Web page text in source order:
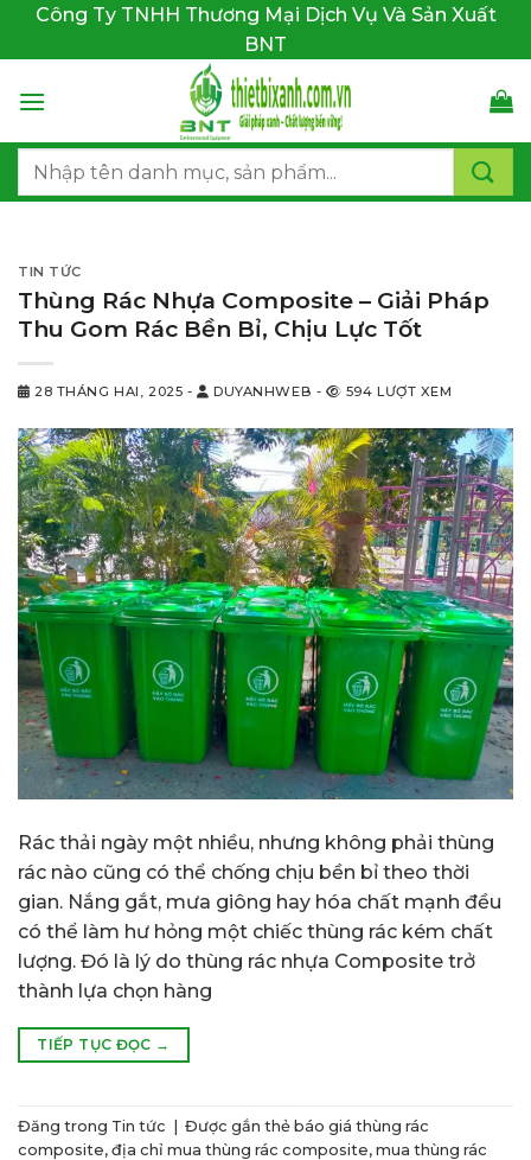
dung
Công Ty TNHH Thương Mại Dịch Vụ Và Sản Xuất
BNT
Tìm
TIN TỨC
Thùng Rác Nhựa Composite – Giải Pháp
Thu Gom Rác Bền Bỉ, Chịu Lực Tốt
28 THÁNG HAI, 2025 - DUYANHWEB - 594 LƯỢT XEM
Rác thải ngày một nhiều, nhưng không phải thùng
rác nào cũng có thể chống chịu bền bỉ theo thời
gian. Nắng gắt, mưa giông hay hóa chất mạnh đều
có thể làm hư hỏng một chiếc thùng rác kém chất
lượng. Đó là lý do thùng rác nhựa Composite trở
thành lựa chọn hàng
TIẾP TỤC ĐỌC →
Đăng trong Tin tức | Được gắn thẻ báo giá thùng rác
composite, địa chỉ mua thùng rác composite, mua thùng rác